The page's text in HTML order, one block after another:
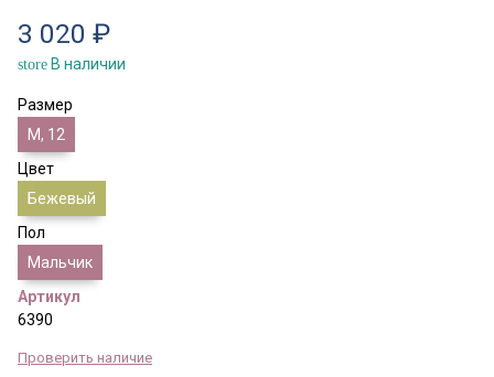
3 020 ₽
store В наличии
Размер
M, 12
Цвет
Бежевый
Пол
Мальчик
Артикул
6390
Проверить наличие